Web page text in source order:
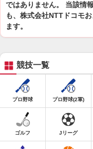
ではありません。 当該情
も、株式会社NTTドコモ
ます。
競技一覧
プロ野球 プロ野球(2軍)
ゴルフ Jリーグ